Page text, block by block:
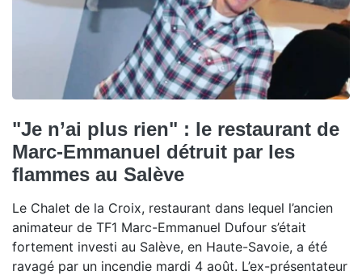
"Je n’ai plus rien" : le restaurant de
Marc-Emmanuel détruit par les
flammes au Salève
Le Chalet de la Croix, restaurant dans lequel l’ancien
animateur de TF1 Marc-Emmanuel Dufour s’était
fortement investi au Salève, en Haute-Savoie, a été
ravagé par un incendie mardi 4 août. L’ex-présentateur